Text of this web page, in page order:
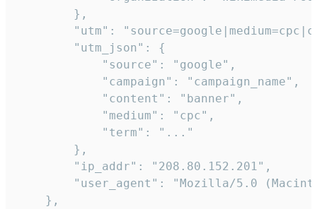
        },
"utm":
        "utm_json": {
            "source": "google",
            "campaign": "campaign_name",
            "content": "banner",
            "medium": "cpc",
            "term": "..."
        },
        "ip_addr": "208.80.152.201",
"user_agent": "Mozilla/5.0
    },